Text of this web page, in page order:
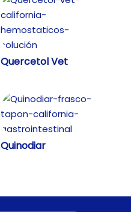
Quercetol Vet
Quinodiar